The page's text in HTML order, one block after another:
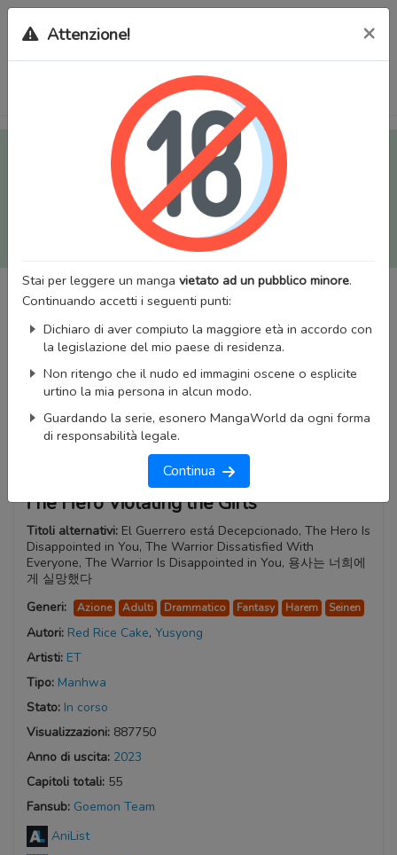
Tutti i Doujinshi e Manga per adulti (+18) sono stati trasferiti
sul nostro nuovo sito (
mangaworldadult.net
); invece, per i
Manga classici, puoi utilizzare
MangaWorld
Potrai effettuare illogincon il tuo account di MangaWorld
tutti i dati sono condivisi tra i due siti,
perderai alcun dato, inclusi bookmarks e premium
Attenzione! ×
Stai per leggere un manga vietato ad un pubblico minore.
Continuando accetti i seguenti punti:
Dichiaro di aver compiuto la maggiore età in accordo con
la legislazione del mio paese di residenza.
Non ritengo che il nudo ed immagini oscene o esplicite
urtino la mia persona in alcun modo.
Guardando la serie, esonero MangaWorld da ogni forma
di responsabilità legale.
Continua
The Hero Violating the Girls
Titoli alternativi: El Guerrero está Decepcionado, The Hero Is
Disappointed in You, The Warrior Dissatisfied With
Everyone, The Warrior Is Disappointed in You, 용사는 너희에
게 실망했다
Generi:
Azione Adulti Drammatico Fantasy Harem Seinen
Autori: Red Rice Cake, Yusyong
Artisti: ET
Tipo: Manhwa
Stato: In corso
Visualizzazioni: 887750
Anno di uscita: 2023
Capitoli totali: 55
Fansub: Goemon Team
AniList